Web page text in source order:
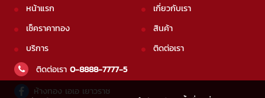
หน้าแรก
เช็คราคาทอง
บริการ
เกี่ยวกับเรา
สินค้า
ติดต่อเรา
ติดต่อเรา 0-8888-7777-5
ห้างทอง เอเอ เยาวราช